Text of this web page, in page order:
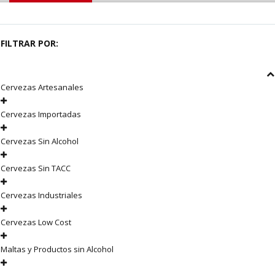
FILTRAR POR:
Cervezas Artesanales
Cervezas Importadas
Cervezas Sin Alcohol
Cervezas Sin TACC
Cervezas Industriales
Cervezas Low Cost
Maltas y Productos sin Alcohol